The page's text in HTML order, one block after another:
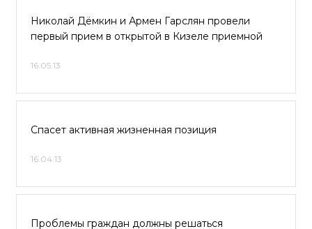
Николай Дёмкин и Армен Гарслян провели
первый прием в открытой в Кизеле приемной
16.05.13
Спасет активная жизненная позиция
16.04.13
Проблемы граждан должны решаться